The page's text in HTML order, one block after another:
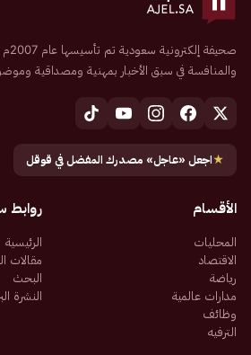
والمنافسة في سبق الأخبار بمهنية ومصداقية
★اجعل «عاجل» مصدرك المفضل في قوقل
الأقسام
المحليات
الاقتصاد
رياضة
مدارات عالمية
وظائف
الترفيه
روابط
الرئيسية
مقالات
البحث
النشرة